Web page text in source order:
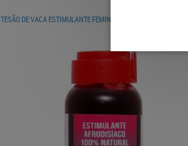
TESÃO DE VACA ESTIMULANTE FEMININO NATURAL 10ML K-LAB